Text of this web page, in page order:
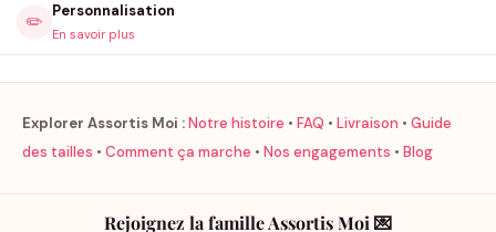
✏️
Personnalisation
En savoir plus
Explorer Assortis Moi :Notre histoire • FAQ • Livraison • Guide
des tailles • Comment ça marche • Nos engagements • Blog
Rejoignez la famille Assortis Moi 💌